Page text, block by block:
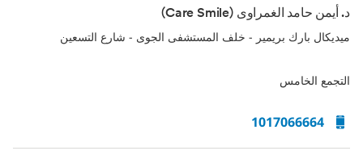
د. أيمن حامد الغمراوى (Care Smile)
ميديكال بارك بريمير - خلف المستشفى الجوى - شارع التسعين
التجمع الخامس
1017066664